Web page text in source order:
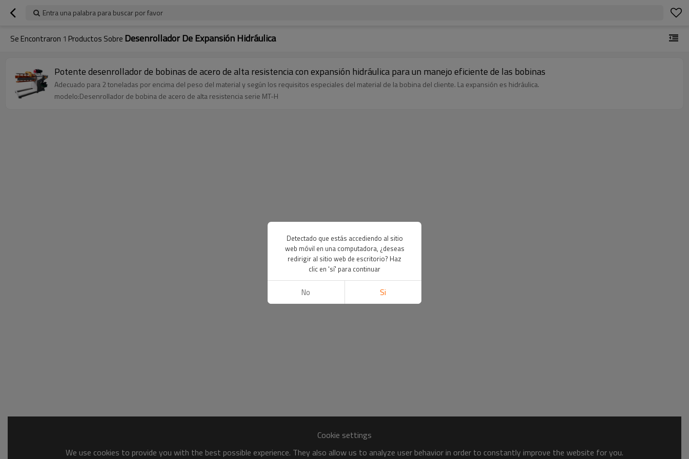
Entra una palabra para buscar por favor
Se Encontraron 1 Productos Sobre Desenrollador De Expansión Hidráulica
Potente desenrollador de bobinas de acero de alta resistencia con expansión hidráulica para un manejo eficiente de las bobinas
Adecuado para 2 toneladas por encima del peso del material y según los requisitos especiales del material de la bobina del cliente. La expansión es hidráulica.
modelo:Desenrollador de bobina de acero de alta resistencia serie MT-H
Cookie settings
We use cookies to provide you with the best possible experience. They also allow us to analyze user behavior in order to constantly improve the website for you.
Detectado que estás accediendo al sitio
web móvil en una computadora, ¿deseas
redirigir al sitio web de escritorio? Haz
clic en 'sí' para continuar
No Si